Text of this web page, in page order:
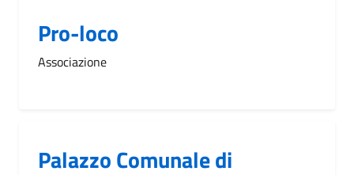
Pro-loco
Associazione
Palazzo Comunale di